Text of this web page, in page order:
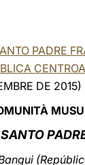
PADRE
DE 2015)